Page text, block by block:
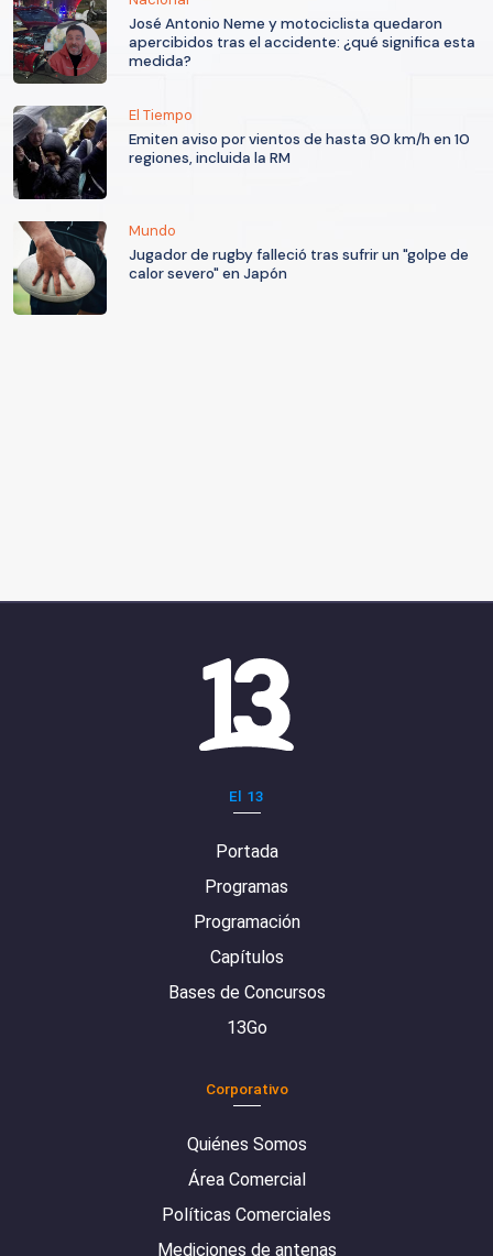
José Antonio Neme y motociclista quedaron
apercibidos tras el accidente: ¿qué significa esta
medida?
El Tiempo
Emiten aviso por vientos de hasta 90 km/h en 10
regiones, incluida la RM
Mundo
Jugador de rugby falleció tras sufrir un "golpe de
calor severo" en Japón
El 13
Portada
Programas
Programación
Capítulos
Bases de Concursos
13Go
Corporativo
Quiénes Somos
Área Comercial
Políticas Comerciales
Mediciones de antenas